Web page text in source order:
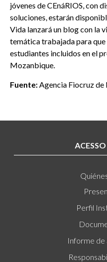
jóvenes de CEnáRIOS, con
soluciones, estarán
Vida lanzará un blog con la
temática trabajada para
estudiantes incluidos en el
Mozanbique.
Fuente:Agencia Fiocruz
Perfil
Informe de